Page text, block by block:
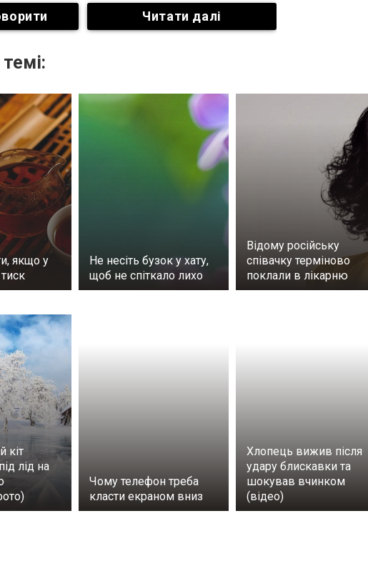
Читати далі
якщо у
Не несіть бузок у хату,
щоб не спіткало лихо
Відому російську
співачку терміново
поклали в лікарню
кіт
лід на
Чому телефон треба
класти екраном вниз
Хлопець вижив після
удару блискавки та
шокував вчинком
(відео)